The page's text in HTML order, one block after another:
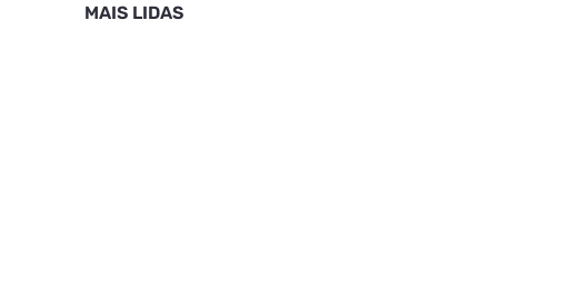
MAIS LIDAS